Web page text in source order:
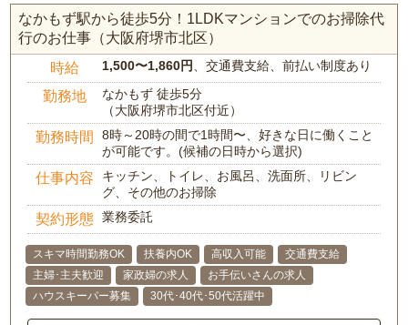
なかもず駅から徒歩5分！1LDKマンションでのお掃除代
行のお仕事（大阪府堺市北区）
時給 1,500〜1,860円、交通費支給、前払い制度あり
勤務地
なかもず 徒歩5分
（大阪府堺市北区付近）
勤務時間
8時～20時の間で1時間〜、好きな日に働くこと
が可能です。(候補の日時から選択)
仕事内容
キッチン、トイレ、お風呂、洗面所、リビン
グ、その他のお掃除
契約形態 業務委託
スキマ時間勤務OK 扶養内OK 高収入可能
交通費支給
主婦･主夫歓迎
家政婦の求人
お手伝いさんの求人
ハウスキーパー募集
30代･40代･50代活躍中